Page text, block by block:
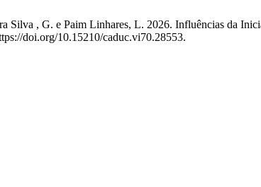
Silva , G. e Paim Linhares, L. 2026. Influências da
doi.org/10.15210/caduc.vi70.28553.